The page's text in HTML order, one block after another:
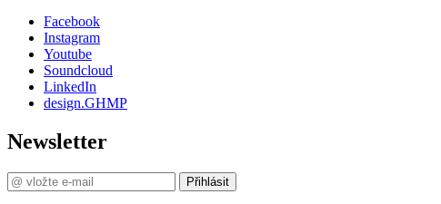
Facebook
Instagram
Youtube
Soundcloud
LinkedIn
design.GHMP
Newsletter
Přihlásit